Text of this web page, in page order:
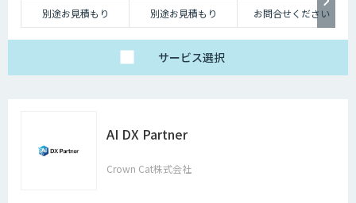
別途お見積もり
別途お見積もり お問合せください
サービス選択
AI DX Partner
Crown Cat株式会社